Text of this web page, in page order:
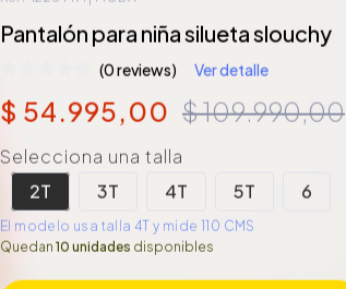
Pantalón para niña silueta slouchy
(0 reviews) Ver detalle
$ 54.995,00 $109.990,00
Selecciona una talla
2T
3T 4T 5T 6
El modelo usa talla 4T y mide 110 CMS
Quedan 10 unidades disponibles